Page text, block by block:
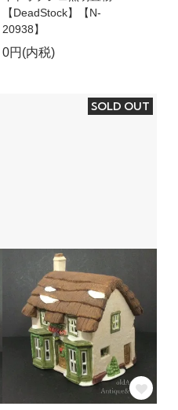
【DeadStock】【N-
20938】
0円(内税)
SOLD OUT